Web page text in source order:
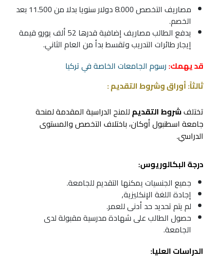
مصاريف التخصص 8.000 دولار سنويا بدلا من 11.500 بعد
الخصم.
يدفع الطالب مصاريف إضافية قدرها 52 ألف يورو قيمة
إيجار طائرات التدريب وتقسط بدأ من العام الثاني.
قد يهمك: رسوم الجامعات الخاصة في تركيا
ثالثاً: أوراق وشروط التقديم :
تختلفشروط التقديم للمنح الدراسية المقدمة لمنحة
جامعة اسطنبول أوكان، باختلاف التخصص والمستوى
الدراسي.
درجة البكالوريوس:
جميع الجنسيات يمكنها التقديم للجامعة.
إجادة اللغة الإنكليزية,
لم يتم تحديد حد أدنى للعمر.
حصول الطالب على شهادة مدرسية مقبولة لدى
الجامعة.
الدراسات العليا: